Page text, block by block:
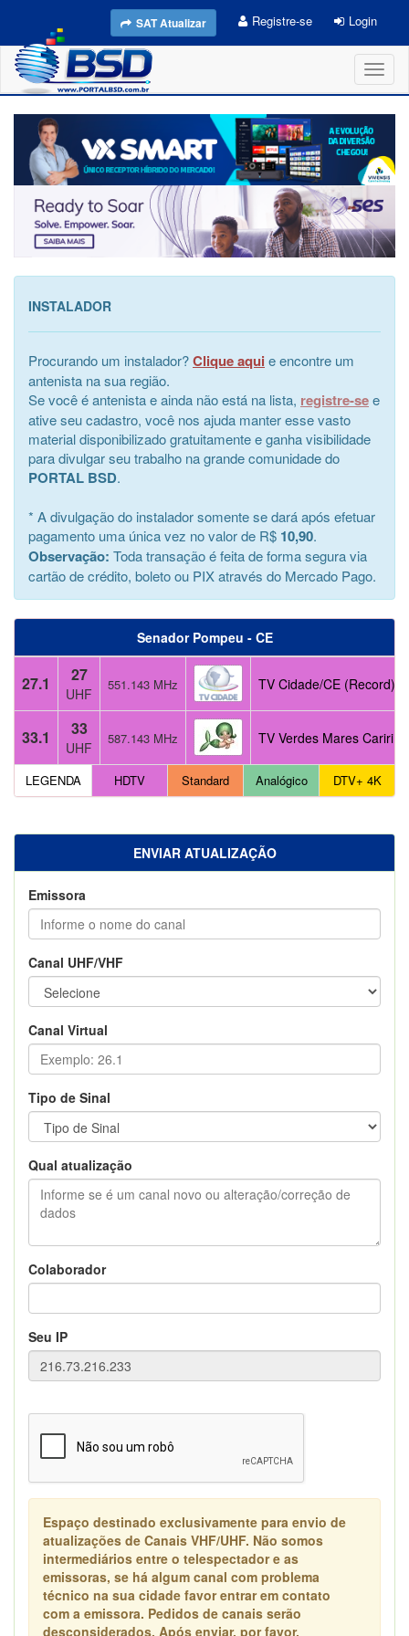
SAT Atualizar Registre-se Login
INSTALADOR
Procurando um instalador?Clique aqui e encontre um
antenista na sua região.
Se você é antenista e ainda não está na lista, registre-see
ative seu cadastro, você nos ajuda manter esse vasto
material disponibilizado gratuitamente e ganha visibilidade
para divulgar seu trabalho na grande comunidade do
PORTAL BSD.
* A divulgação do instalador somente se dará após efetuar
pagamento uma única vez no valor de R$ 10,90.
Observação: Toda transação é feita de forma segura via
cartão de crédito, boleto ou PIX através do Mercado Pago.
Senador Pompeu - CE
27.1 27
UHF
551.143 MHz TV Cidade/CE (Record)
33.1 33
UHF
587.143 MHz TV Verdes Mares Cariri
LEGENDA HDTV Standard Analógico DTV+ 4K
ENVIAR ATUALIZAÇÃO
Emissora
Canal UHF/VHF
Canal Virtual
Tipo de Sinal
Qual atualização
Colaborador
Seu IP
Espaço destinado exclusivamente para envio de
atualizações de Canais VHF/UHF. Não somos
intermediários entre o telespectador e as
emissoras, se há algum canal com problema
técnico na sua cidade favor entrar em contato
com a emissora. Pedidos de canais serão
desconsiderados. Após enviar, por favor,